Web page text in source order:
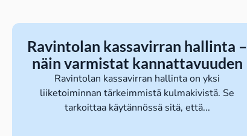
Ravintolan kassavirran hallinta –
näin varmistat kannattavuuden
Ravintolan kassavirran hallinta on yksi
liiketoiminnan tärkeimmistä kulmakivistä. Se
tarkoittaa käytännössä sitä, että...